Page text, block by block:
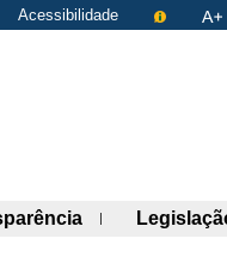
Acessibilidade
de links)(abre painel de